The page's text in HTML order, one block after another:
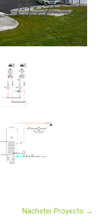
Nächster Proyecto →